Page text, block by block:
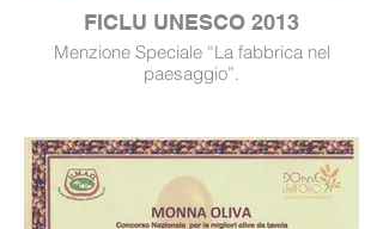
FICLU UNESCO 2013
Menzione Speciale “La fabbrica nel
paesaggio”.